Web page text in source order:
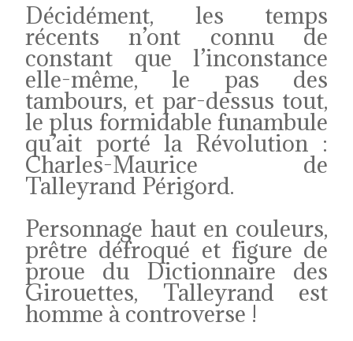
Décidément, les temps
récents n’ont connu de
constant que l’inconstance
elle-même, le pas des
tambours, et par-dessus tout,
le plus formidable funambule
qu’ait porté la Révolution :
Charles-Maurice de
Talleyrand Périgord.
Personnage haut en couleurs,
prêtre défroqué et figure de
proue du Dictionnaire des
Girouettes, Talleyrand est
homme à controverse !